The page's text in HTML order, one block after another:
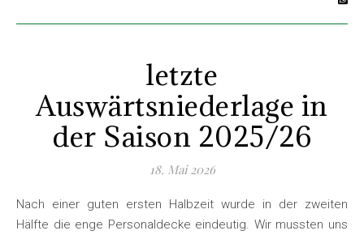
letzte
Auswärtsniederlage in
der Saison 2025/26
18. Mai 2026
Nach einer guten ersten Halbzeit wurde in der zweiten
Hälfte die enge Personaldecke eindeutig. Wir mussten uns